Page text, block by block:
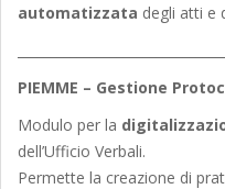
automatizzata degli atti e
PIEMME – Gestione
Modulo per la
dell’Ufficio Verbali.
Permette la creazione di